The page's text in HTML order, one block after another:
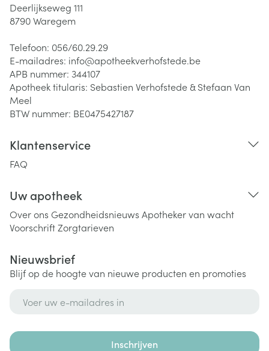
Deerlijkseweg 111
8790Waregem
Telefoon: 056/60.29.29
E-mailadres: info@apotheekverhofstede.be
APB nummer: 344107
Apotheek titularis: Sebastien Verhofstede & Stefaan Van
Meel
BTW nummer: BE0475427187
Klantenservice
FAQ
Uw apotheek
Over ons Gezondheidsnieuws Apotheker van wacht
VoorschriftZorgtarieven
Nieuwsbrief
Blijf op de hoogte van nieuwe producten en promoties
Inschrijven